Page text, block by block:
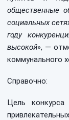
общественные
социальных
году
высокой», —
коммунального
Справочно:
Цель